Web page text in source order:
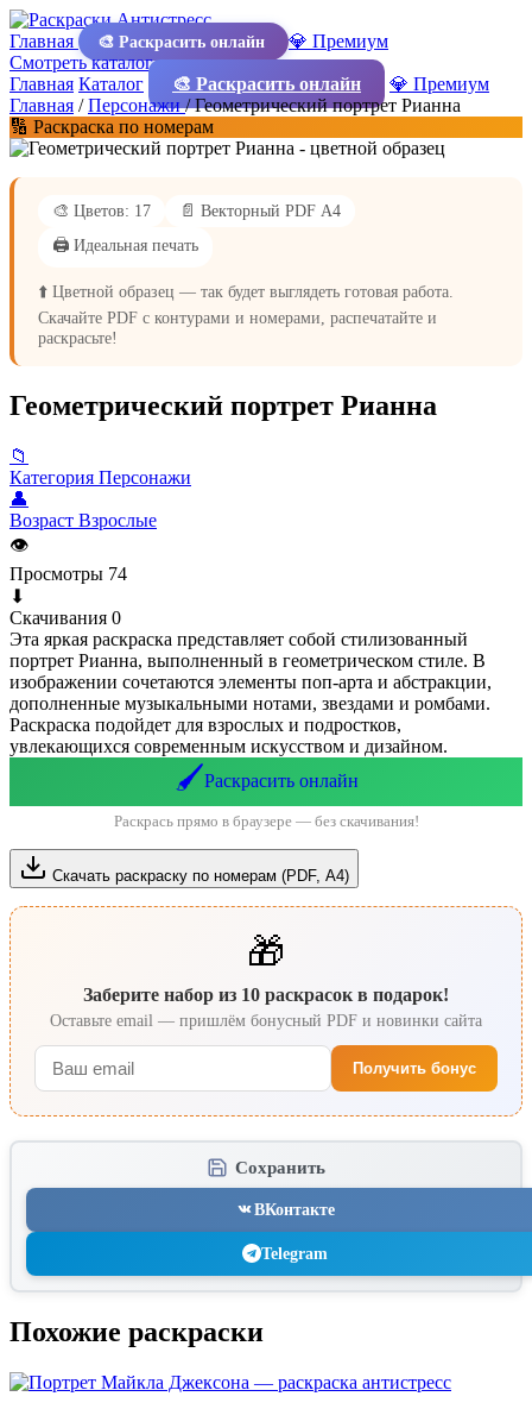
Главная 🎨 Раскрасить онлайн
💎 Премиум
Смотреть каталог
Главная Каталог 🎨 Раскрасить онлайн
💎 Премиум
Главная /Персонажи/Геометрический портрет Рианна
🔢 Раскраска по номерам
🎨 Цветов: 17
📄 Векторный PDF А4
🖨️ Идеальная печать
⬆️ Цветной образец — так будет выглядеть готовая работа.
Скачайте PDF с контурами и номерами, распечатайте и
раскрасьте!
Геометрический портрет Рианна
📁
Категория Персонажи
👤
Возраст Взрослые
👁
Просмотры 74
⬇
Скачивания 0
Эта яркая раскраска представляет собой стилизованный
портрет Рианна, выполненный в геометрическом стиле. В
изображении сочетаются элементы поп-арта и абстракции,
дополненные музыкальными нотами, звездами и ромбами.
Раскраска подойдет для взрослых и подростков,
увлекающихся современным искусством и дизайном.
🖌️Раскрасить онлайн
Раскрась прямо в браузере — без скачивания!
Скачать раскраску по номерам (PDF, А4)
🎁
Заберите набор из 10 раскрасок в подарок!
Оставьте email — пришлём бонусный PDF и новинки сайта
Получить бонус
Сохранить
ВКонтакте
Telegram
Похожие раскраски